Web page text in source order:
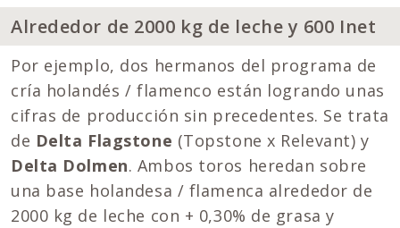
Alrededor de 2000 kg de leche y 600 Inet
Por ejemplo, dos hermanos del programa de
cría holandés / flamenco están logrando unas
cifras de producción sin precedentes. Se trata
de Delta Flagstone (Topstone x Relevant) y
Delta Dolmen. Ambos toros heredan sobre
una base holandesa / flamenca alrededor de
2000 kg de leche con + 0,30% de grasa y